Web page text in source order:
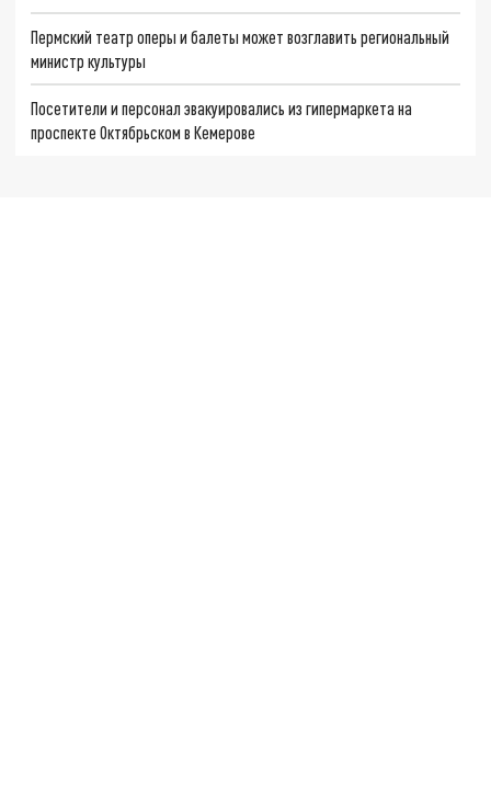
Пермский театр оперы и балеты может возглавить региональный
министр культуры
Посетители и персонал эвакуировались из гипермаркета на
проспекте Октябрьском в Кемерове